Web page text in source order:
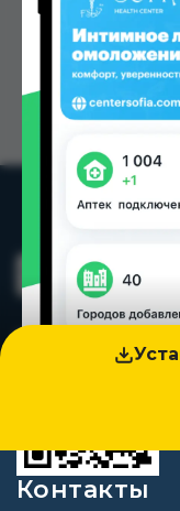
Контакты